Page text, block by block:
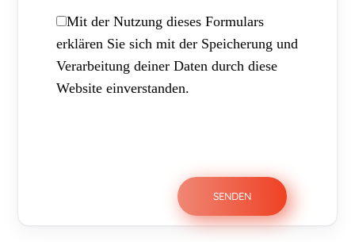
Mit der Nutzung dieses Formulars
erklären Sie sich mit der Speicherung und
Verarbeitung deiner Daten durch diese
Website einverstanden.